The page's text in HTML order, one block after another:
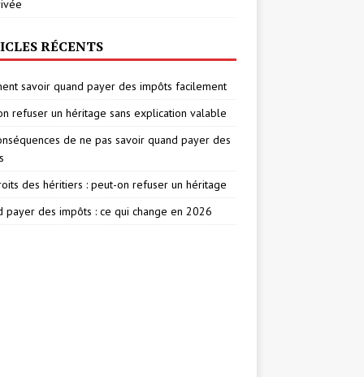
RÉCENTS
savoir quand payer des impôts facilement
refuser un héritage sans explication valable
de ne pas savoir quand payer des
des héritiers : peut-on refuser un héritage
payer des impôts : ce qui change en 2026